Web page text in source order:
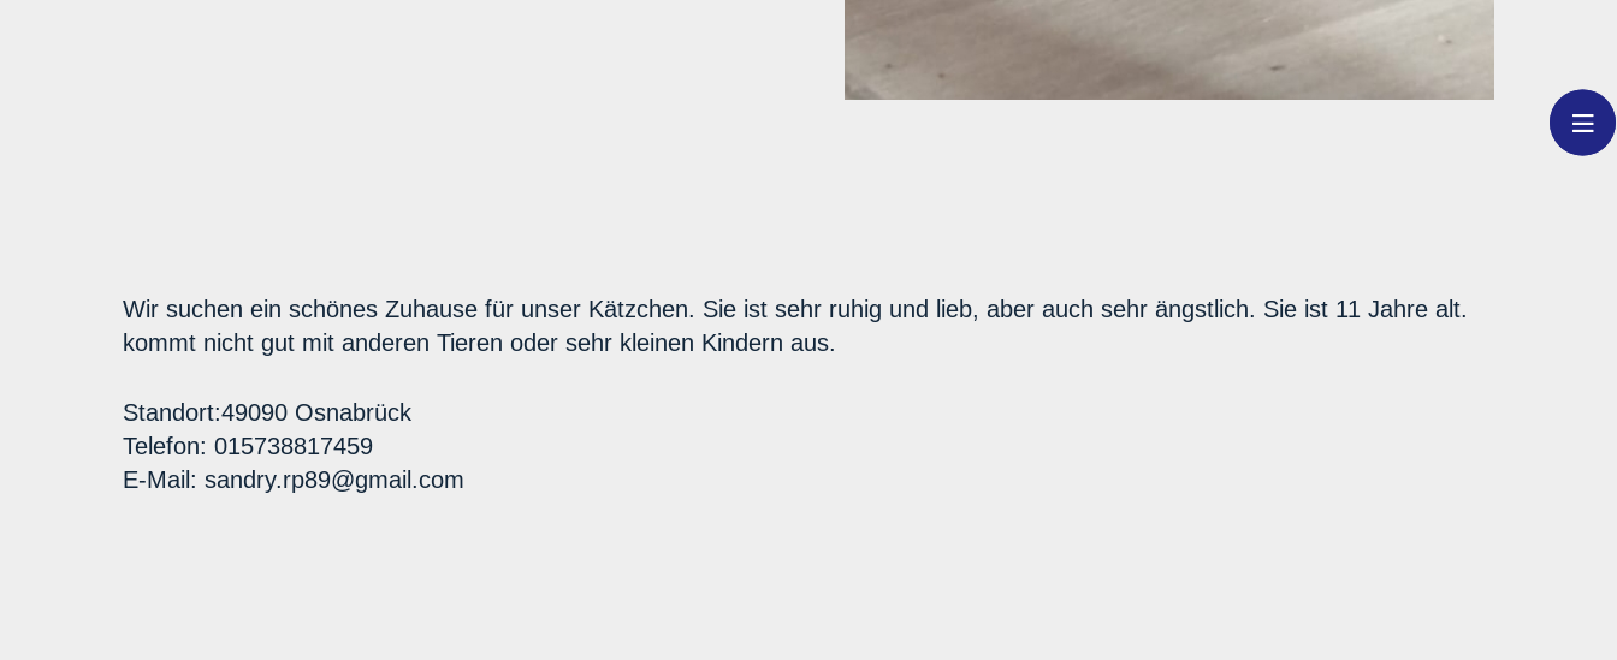
Wir suchen ein schönes Zuhause für unser Kätzchen. Sie ist sehr ruhig und lieb, aber auch sehr ängstlich. Sie ist 11 Jahre alt.
kommt nicht gut mit anderen Tieren oder sehr kleinen Kindern aus.
Standort:49090 Osnabrück
Telefon: 015738817459
E-Mail: sandry.rp89@gmail.com